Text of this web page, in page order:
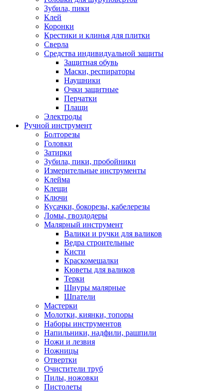
Зубила, пики
Клей
Коронки
Крестики и клинья для плитки
Сверла
Средства индивидуальной защиты
Защитная обувь
Маски, респираторы
Наушники
Очки защитные
Перчатки
Плащи
Электроды
Ручной инструмент
Болторезы
Головки
Затирки
Зубила, пики, пробойники
Измерительные инструменты
Клейма
Клещи
Ключи
Кусачки, бокорезы, кабелерезы
Ломы, гвоздодеры
Малярный инструмент
Валики и ручки для валиков
Ведра строительные
Кисти
Краскомешалки
Кюветы для валиков
Терки
Шнуры малярные
Шпатели
Мастерки
Молотки, киянки, топоры
Наборы инструментов
Напильники, надфили, рашпили
Ножи и лезвия
Ножницы
Отвертки
Очистители труб
Пилы, ножовки
Пистолеты